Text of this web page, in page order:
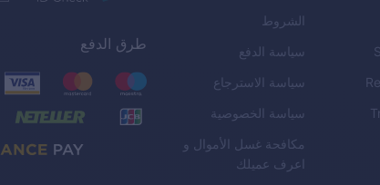
الشروط
سياسة الدفع
سياسة الاسترجاع
سياسة الخصوصية
مكافحة غسل الأموال و
اعرف عميلك
طرق الدفع